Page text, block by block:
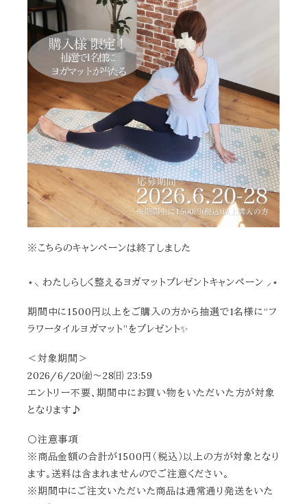
※こちらのキャンペーンは終了しました
⋆⸜ わたしらしく整えるヨガマットプレゼントキャンペーン ⸝⋆
期間中に1500円以上をご購入の方から抽選で1名様に“フ
ラワータイルヨガマット”をプレゼント✨
＜対象期間＞
2026/6/20㈮～28㈰ 23:59
エントリー不要、期間中にお買い物をいただいた方が対象
となります♪
〇注意事項
※商品金額の合計が1500円（税込）以上の方が対象となり
ます。送料は含まれませんのでご注意ください。
※期間中にご注文いただいた商品は通常通り発送をいた